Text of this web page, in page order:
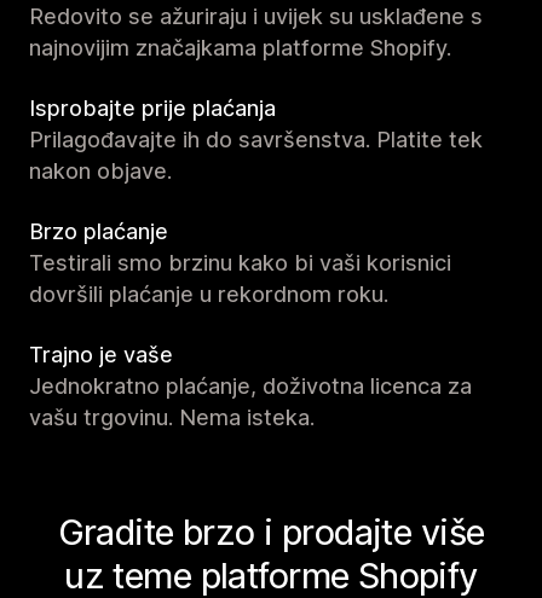
Redovito se ažuriraju i uvijek su usklađene s
najnovijim značajkama platforme Shopify.
Isprobajte prije plaćanja
Prilagođavajte ih do savršenstva. Platite tek
nakon objave.
Brzo plaćanje
Testirali smo brzinu kako bi vaši korisnici
dovršili plaćanje u rekordnom roku.
Trajno je vaše
Jednokratno plaćanje, doživotna licenca za
vašu trgovinu. Nema isteka.
Gradite brzo i prodajte više
uz teme platforme Shopify